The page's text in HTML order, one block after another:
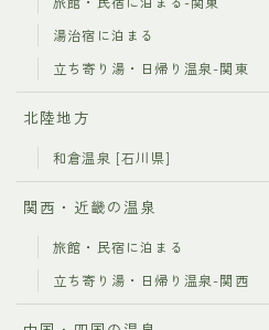
湯治宿に泊まる
立ち寄り湯・日帰り温泉-関東
北陸地方
和倉温泉 [石川県]
関西・近畿の温泉
旅館・民宿に泊まる
立ち寄り湯・日帰り温泉-関西